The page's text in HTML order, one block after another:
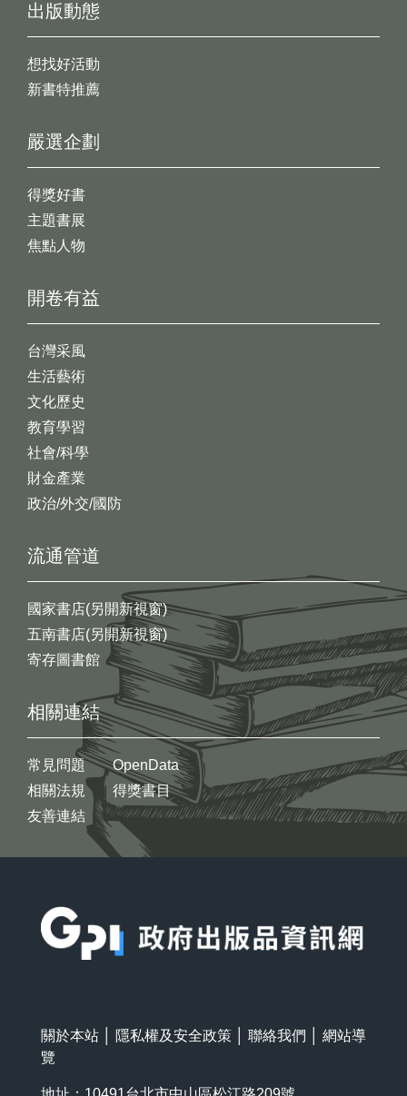
出版動態
想找好活動
新書特推薦
開卷有益
台灣采風
生活藝術
文化歷史
教育學習
社會/科學
財金產業
政治/外交/國防
嚴選企劃
得獎好書
主題書展
焦點人物
流通管道
國家書店(另開新視窗)
五南書店(另開新視窗)
寄存圖書館
相關連結
常見問題
相關法規
友善連結
OpenData
得獎書目
關於本站 隱私權及安全政策 聯絡我們
網站導
覽